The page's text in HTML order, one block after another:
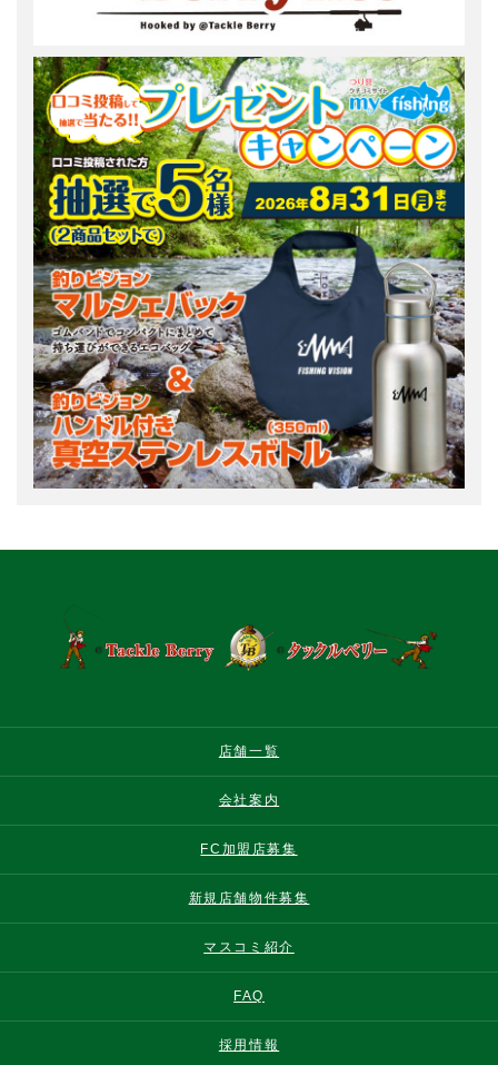
店舗一覧
会社案内
FC加盟店募集
新規店舗物件募集
マスコミ紹介
FAQ
採用情報